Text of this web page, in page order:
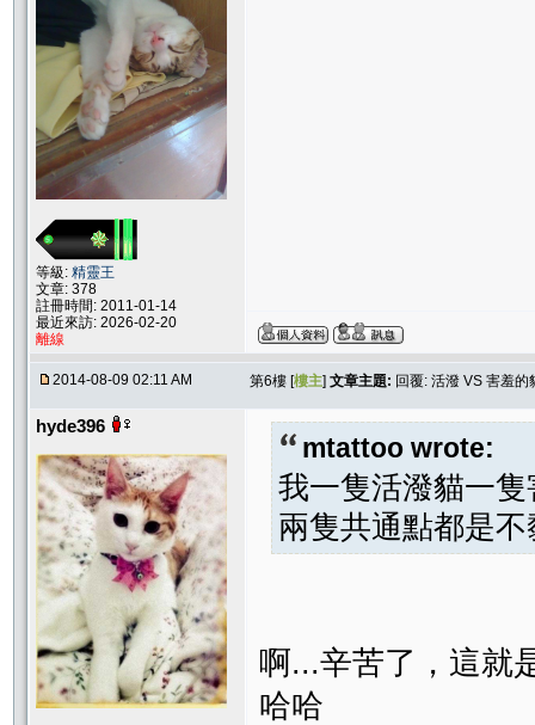
等級: 精靈王
文章: 378
註冊時間: 2011-01-14
最近來訪: 2026-02-20
離線
2014-08-09 02:11 AM 第6樓 [樓主] 文章主題: 回覆: 活潑 VS 害羞的
hyde396
mtattoo wrote:
我一隻活潑貓一隻
兩隻共通點都是
啊...辛苦了，這就
哈哈